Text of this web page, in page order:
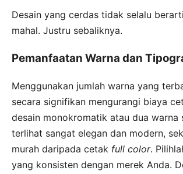
Desain yang cerdas tidak selalu
mahal. Justru sebaliknya.
Pemanfaatan Warna dan
Menggunakan jumlah warna yang
secara signifikan mengurangi biaya
desain monokromatik atau dua warna
terlihat sangat elegan dan modern,
murah daripada cetak full color.
yang konsisten dengan merek Anda.